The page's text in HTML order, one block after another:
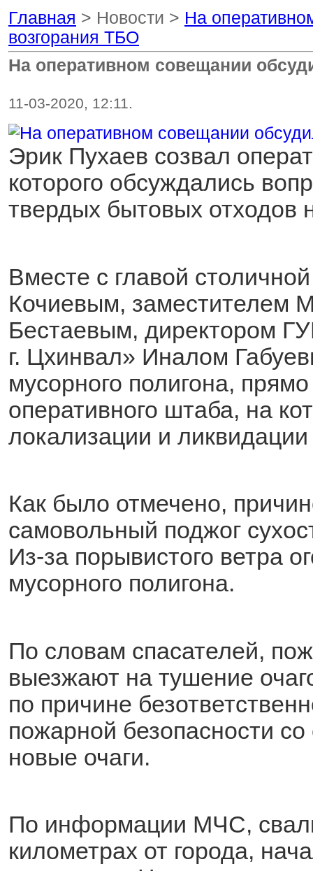
Главная > Новости > На
возгорания ТБО
На оперативном совещании
11-03-2020, 12:11.
Эрик Пухаев созвал
которого обсуждались
твердых бытовых отходов
Вместе с главой
Кочиевым, заместителем
Бестаевым, директором
г. Цхинвал» Иналом
мусорного полигона,
оперативного штаба, на
локализации и ликвидации
Как было отмечено,
самовольный поджог
Из-за порывистого ветра
мусорного полигона.
По словам спасателей,
выезжают на тушение
по причине
пожарной безопасности
новые очаги.
По информации МЧС,
километрах от города,